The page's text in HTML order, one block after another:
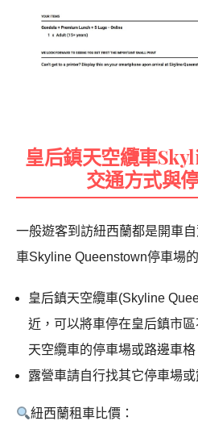
皇后鎮天空纜車
交通方式與
一般遊客到訪紐西蘭都是開車
車Skyline Queenstown停車場
皇后鎮天空纜車(Skyline
近，可以將車停在皇后鎮市
天空纜車的停車場或路邊車格
露營車請自行找其它停車場
紐西蘭租車比價：